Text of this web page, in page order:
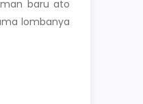
baru ato
lombanya